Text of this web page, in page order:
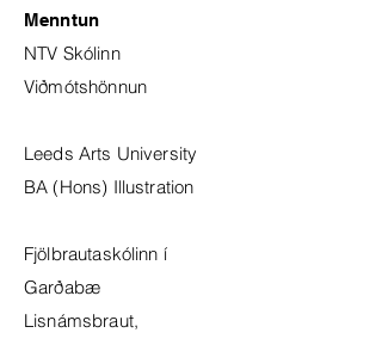
Menntun
NTV Skólinn
Viðmótshönnun
Leeds Arts University
BA (Hons) Illustration
Fjölbrautaskólinn í
Garðabæ
Lisnámsbraut,